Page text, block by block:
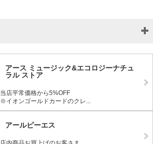
アース ミュージック&エコロジーナチュ
ラル ストア
当店平常価格から5%OFF
※イオンゴールドカードのクレ...
アールピーエス